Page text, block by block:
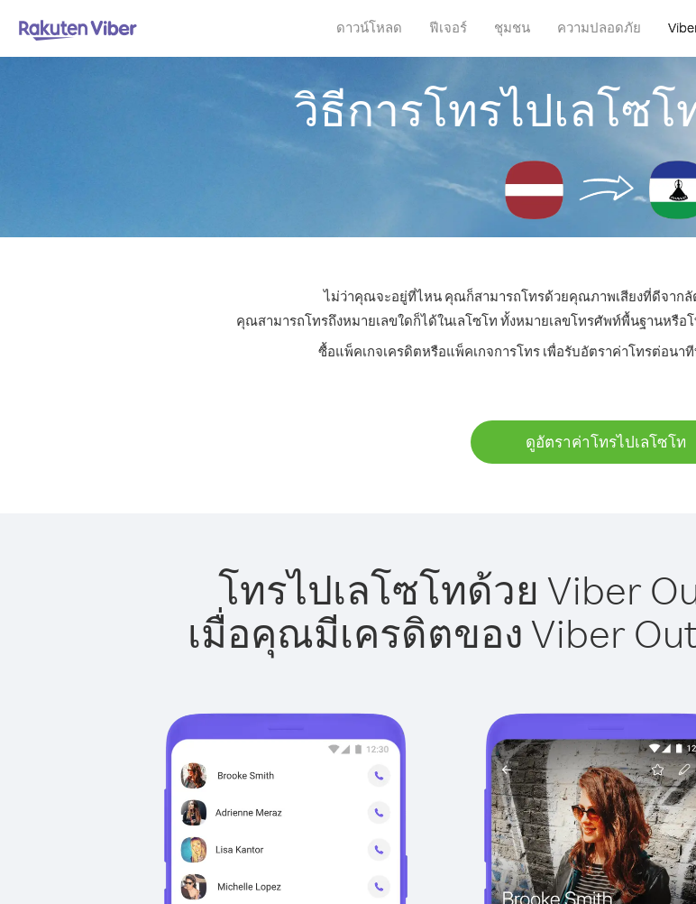
ดาวน์โหลด ฟีเจอร์ ชุมชน ความปลอดภัย
วิธีการโทรไปเลโซโ
ไม่ว่าคุณจะอยู่ที่ไหน คุณก็สามารถโทรด้วยคุณภาพเสียงที่ดีจากลัต
คุณสามารถโทรถึงหมายเลขใดก็ได้ในเลโซโท ทั้งหมายเลขโทรศัพท์พื้นฐานหรือ
ซื้อแพ็คเกจเครดิตหรือแพ็คเกจการโทร เพื่อรับอัตราค่าโทรต่อนา
ดูอัตราค่าโทรไปเลโซโท
โทรไปเลโซโทด้วย Viber
เมื่อคุณมีเครดิตของ Viber